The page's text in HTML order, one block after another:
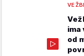
ima
od